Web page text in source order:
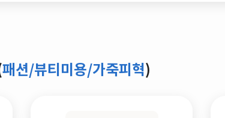
패션/뷰티미용/가죽피혁)